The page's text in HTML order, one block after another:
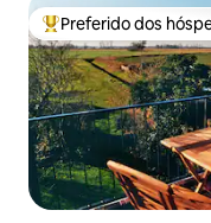
Entre os melhores
Preferido dos